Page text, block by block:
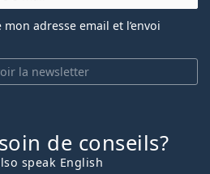
la newsletter
mon adresse email et l’envoi
de conseils?
speak English